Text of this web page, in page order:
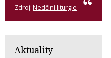
Zdroj: Nedělní liturgie
Aktuality